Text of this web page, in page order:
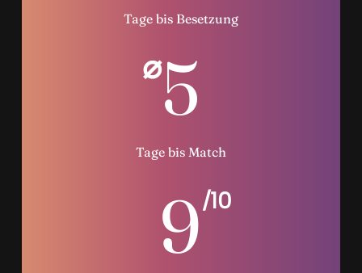
Tage bis Besetzung
⌀5
Tage bis Match
9/10